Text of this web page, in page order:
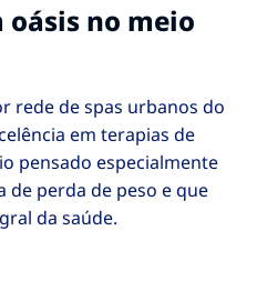
oásis no meio
rede de spas urbanos do
em terapias de
pensado especialmente
de perda de peso e que
da saúde.